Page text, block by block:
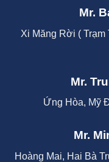
Mr.
Xi Măng Rời (
Mr.
Ứng Hòa, Mỹ
Mr.
Hoàng Mai, Hai Bà